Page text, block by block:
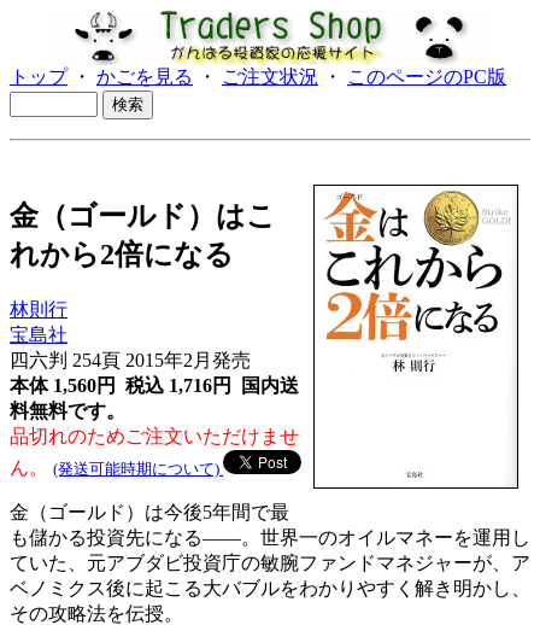
トップ・ かごを見る ・ ご注文状況 ・ このページのPC版
金（ゴールド）はこ
れから2倍になる
林則行
宝島社
四六判 254頁 2015年2月発売
本体 1,560円 税込 1,716円
国内送
料無料です。
品切れのためご注文いただけませ
ん。
(発送可能時期について)
金（ゴールド）は今後5年間で最
も儲かる投資先になる――。世界一のオイルマネーを運用し
ていた、元アブダビ投資庁の敏腕ファンドマネジャーが、ア
ベノミクス後に起こる大バブルをわかりやすく解き明かし、
その攻略法を伝授。